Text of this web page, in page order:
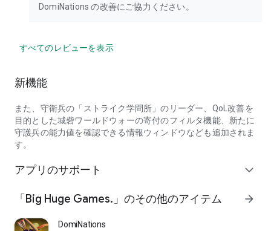
DomiNations の改善にご協力ください。
すべてのレビューを表示
新機能
また、守衛兵の「ストライク学問所」のリーダー、QoL改善を
目的とした城砦ワールドウォーの寄付のフィルタ機能、新たに
守護兵の能力値を確認できる情報ウィンドウなども追加されま
す。
アプリのサポート expand_more
「Big Huge Games.」のその他のアイテム arrow_forward
DomiNations